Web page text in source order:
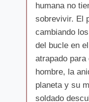
humana no
sobrevivir. El
cambiando
del bucle en
atrapado
hombre, la
planeta y su
soldado